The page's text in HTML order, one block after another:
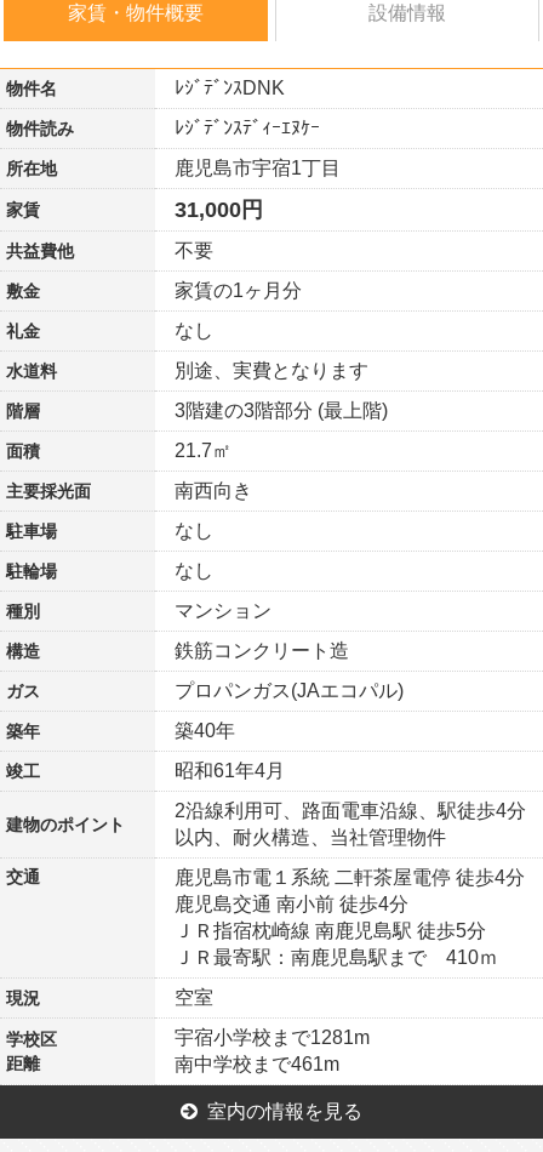
家賃・物件概要 設備情報
物件名 ﾚｼﾞﾃﾞﾝｽDNK
物件読み ﾚｼﾞﾃﾞﾝｽﾃﾞｨｰｴﾇｹｰ
所在地 鹿児島市宇宿1丁目
家賃 31,000円
共益費他 不要
敷金 家賃の1ヶ月分
礼金 なし
水道料 別途、実費となります
階層 3階建の3階部分 (最上階)
面積 21.7㎡
主要採光面 南西向き
駐車場 なし
駐輪場 なし
種別 マンション
構造 鉄筋コンクリート造
ガス プロパンガス(JAエコパル)
築年 築40年
竣工 昭和61年4月
建物のポイント
2沿線利用可、路面電車沿線、駅徒歩4分
以内、耐火構造、当社管理物件
交通
鹿児島市電１系統 二軒茶屋電停 徒歩4分
鹿児島交通 南小前 徒歩4分
ＪＲ指宿枕崎線 南鹿児島駅 徒歩5分
ＪＲ最寄駅：南鹿児島駅まで 410ｍ
現況 空室
学校区
距離
宇宿小学校まで1281m
南中学校まで461m
室内の情報を見る